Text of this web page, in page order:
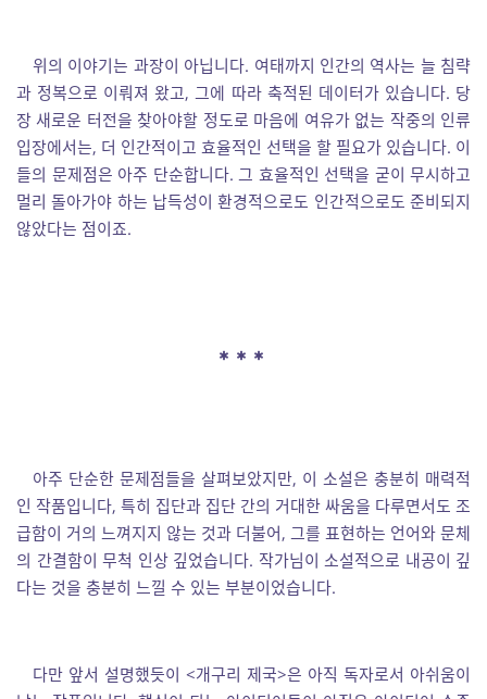
위의 이야기는 과장이 아닙니다. 여태까지 인간의 역사는 늘 침략
과 정복으로 이뤄져 왔고, 그에 따라 축적된 데이터가 있습니다. 당
장 새로운 터전을 찾아야할 정도로 마음에 여유가 없는 작중의 인류
입장에서는, 더 인간적이고 효율적인 선택을 할 필요가 있습니다. 이
들의 문제점은 아주 단순합니다. 그 효율적인 선택을 굳이 무시하고
멀리 돌아가야 하는 납득성이 환경적으로도 인간적으로도 준비되지
않았다는 점이죠.
아주 단순한 문제점들을 살펴보았지만, 이 소설은 충분히 매력적
인 작품입니다, 특히 집단과 집단 간의 거대한 싸움을 다루면서도 조
급함이 거의 느껴지지 않는 것과 더불어, 그를 표현하는 언어와 문체
의 간결함이 무척 인상 깊었습니다. 작가님이 소설적으로 내공이 깊
다는 것을 충분히 느낄 수 있는 부분이었습니다.
다만 앞서 설명했듯이 <개구리 제국>은 아직 독자로서 아쉬움이